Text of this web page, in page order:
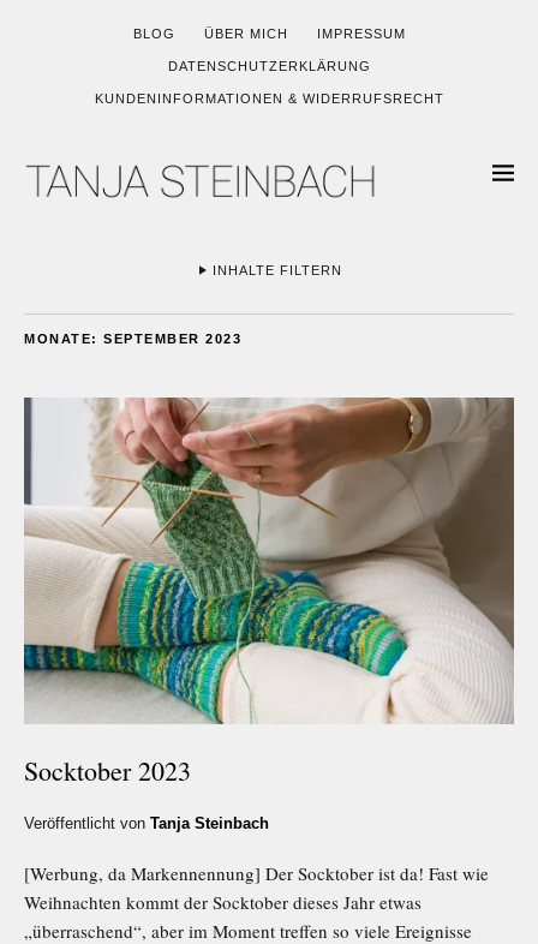
BLOG ÜBER MICH IMPRESSUM
DATENSCHUTZERKLÄRUNG
KUNDENINFORMATIONEN & WIDERRUFSRECHT
INHALTE FILTERN
MONATE: SEPTEMBER 2023
Socktober 2023
Veröffentlicht von Tanja Steinbach
[Werbung, da Markennennung] Der Socktober ist da! Fast wie
Weihnachten kommt der Socktober dieses Jahr etwas
„überraschend“, aber im Moment treffen so viele Ereignisse